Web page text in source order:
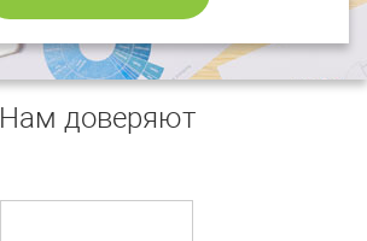
Нам доверяют